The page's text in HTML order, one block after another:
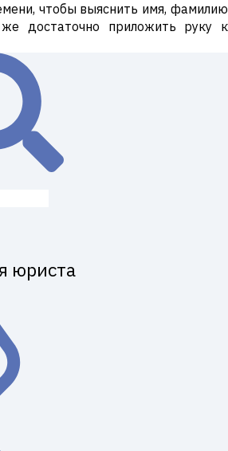
чтобы выяснить имя, фамилию
достаточно приложить руку к
юриста